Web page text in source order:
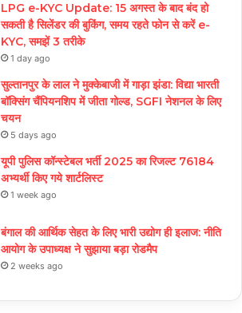
LPG e-KYC Update: 15 अगस्त के बाद बंद हो
सकती है सिलेंडर की बुकिंग, समय रहते फोन से करें e-
KYC, समझें 3 तरीके
1 day ago
सुल्तानपुर के लाल ने मुक्केबाजी में गाड़ा झंडा: विद्या भारती
बॉक्सिंग चैंपियनशिप में जीता गोल्ड, SGFI नेशनल के लिए
चयन
5 days ago
यूपी पुलिस कॉन्स्टेबल भर्ती 2025 का रिजल्ट 76184
अभ्यर्थी किए गये शार्टलिस्ट
1 week ago
बंगाल की आर्थिक सेहत के लिए भारी उद्योग ही इलाज: नीत‌ि
आयोग के उपाध्यक्ष ने सुझाया बड़ा रोडमैप
2 weeks ago